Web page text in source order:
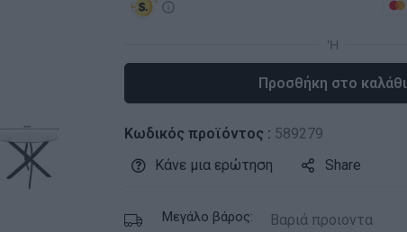
Προσθήκη στο καλάθι
Κωδικός προϊόντος : 589279
Κάνε μια ερώτηση
Share
Μεγάλο βάρος: Βαριά προιοντα